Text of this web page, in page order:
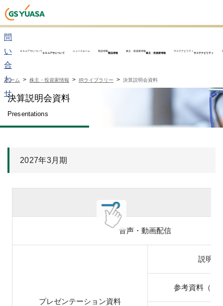
お
問
い
合
わ
せ
ＧＳユアサについて
ＧＳユアサについて
ニュースルーム 製品情報
製品情報
株主・投資家情報
株主・投資家情報
サステナビリティ
サステナビリティ
ホーム 株主・投資家情報 IRライブラリー 決算説明会資料
Presentations
決算説明会資料
2027年3月期
音声・動画配信
プレゼンテーション資料
説明資
参考資料（3